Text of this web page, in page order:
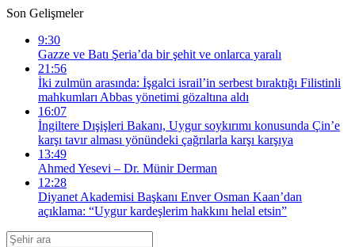
Son Gelişmeler
9:30
Gazze ve Batı Şeria’da bir şehit ve onlarca yaralı
21:56
İki zulmün arasında: İşgalci israil’in serbest bıraktığı Filistinli
mahkumları Abbas yönetimi gözaltına aldı
16:07
İngiltere Dışişleri Bakanı, Uygur soykırımı konusunda Çin’e
karşı tavır alması yönündeki çağrılarla karşı karşıya
13:49
Ahmed Yesevi – Dr. Münir Derman
12:28
Diyanet Akademisi Başkanı Enver Osman Kaan’dan
açıklama: “Uygur kardeşlerim hakkını helal etsin”